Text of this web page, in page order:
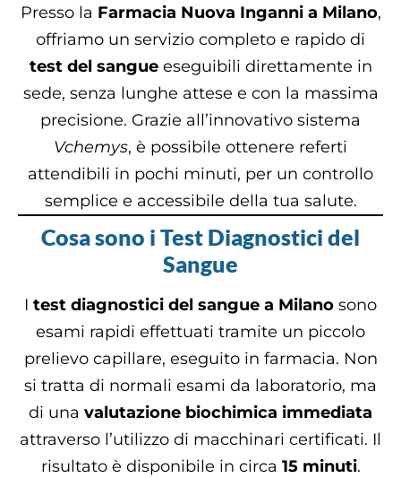
Presso la Farmacia Nuova Inganni a Milano,
offriamo un servizio completo e rapido di
test del sangueeseguibili direttamente in
sede, senza lunghe attese e con la massima
precisione. Grazie all’innovativo sistema
Vchemys, è possibile ottenere referti
attendibili in pochi minuti, per un controllo
semplice e accessibile della tua salute.
Cosa sono i Test Diagnostici del
Sangue
I test diagnostici del sangue a Milano sono
esami rapidi effettuati tramite un piccolo
prelievo capillare, eseguito in farmacia. Non
si tratta di normali esami da laboratorio, ma
di una valutazione biochimica immediata
attraverso l’utilizzo di macchinari certificati. Il
risultato è disponibile in circa 15 minuti.